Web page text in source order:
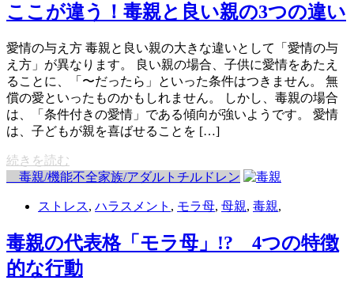
ここが違う！毒親と良い親の3つの違い
愛情の与え方 毒親と良い親の大きな違いとして「愛情の与
え方」が異なります。 良い親の場合、子供に愛情をあたえ
ることに、「〜だったら」といった条件はつきません。 無
償の愛といったものかもしれません。 しかし、毒親の場合
は、「条件付きの愛情」である傾向が強いようです。 愛情
は、子どもが親を喜ばせることを […]
続きを読む
毒親/機能不全家族/アダルトチルドレン
ストレス, ハラスメント , モラ母, 母親, 毒親,
毒親の代表格「モラ母」!? 4つの特徴
的な行動